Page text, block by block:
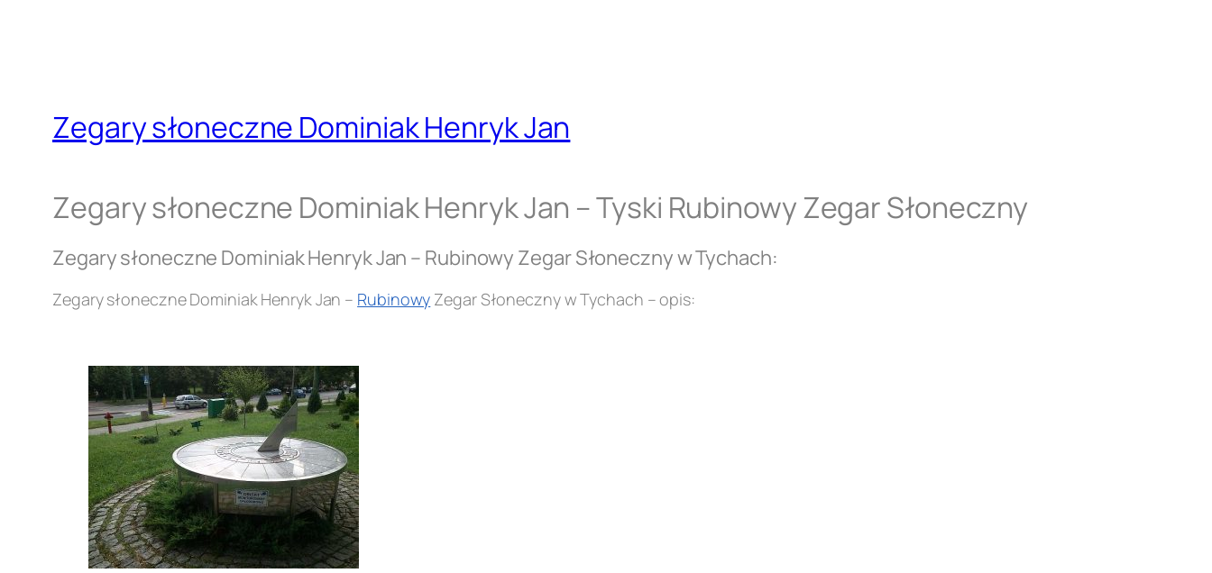
Zegary słoneczne Dominiak Henryk Jan
Zegary słoneczne Dominiak Henryk Jan – Tyski Rubinowy Zegar Słoneczny
Zegary słoneczne Dominiak Henryk Jan – Rubinowy Zegar Słoneczny w Tychach:
Zegary słoneczne Dominiak Henryk Jan – Rubinowy Zegar Słoneczny w Tychach – opis: